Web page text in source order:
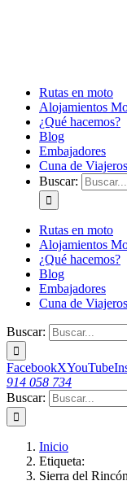
Rutas en moto
Alojamientos
¿Qué hacemos?
Blog
Embajadores
Cuna de
Buscar:
Rutas en moto
Alojamientos
¿Qué hacemos?
Blog
Embajadores
Cuna de
Buscar:
FacebookXYouTube
914 058 734
Buscar:
Inicio
Etiqueta:
Sierra del Rincón